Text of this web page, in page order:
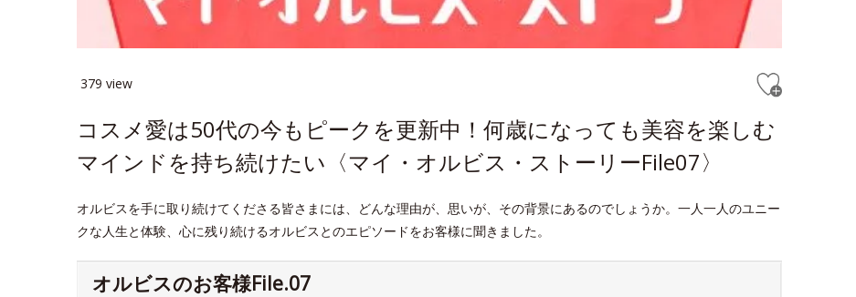
379 view
コスメ愛は50代の今もピークを更新中！何歳になっても美容を楽しむ
マインドを持ち続けたい〈マイ・オルビス・ストーリーFile07〉
オルビスを手に取り続けてくださる皆さまには、どんな理由が、思いが、その背景にあるのでしょうか。一人一人のユニー
クな人生と体験、心に残り続けるオルビスとのエピソードをお客様に聞きました。
オルビスのお客様File.07